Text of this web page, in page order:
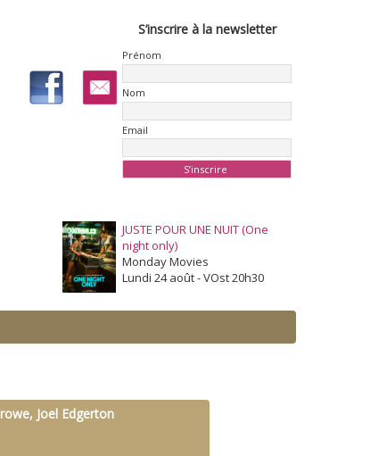
S’inscrire à la newsletter
Prénom
Nom
Email
JUSTE POUR UNE NUIT (One
night only)
Monday Movies
Lundi 24 août - VOst 20h30
Joel Edgerton